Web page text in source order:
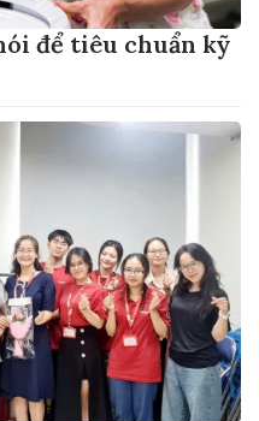
để tiêu chuẩn kỹ